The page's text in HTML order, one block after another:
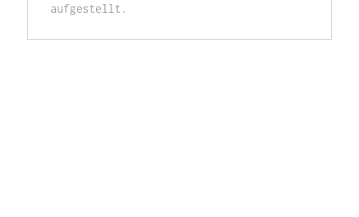
aufgestellt.